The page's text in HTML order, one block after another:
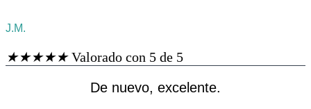
J.M.
★★★★★ Valorado con 5 de 5
De nuevo, excelente.